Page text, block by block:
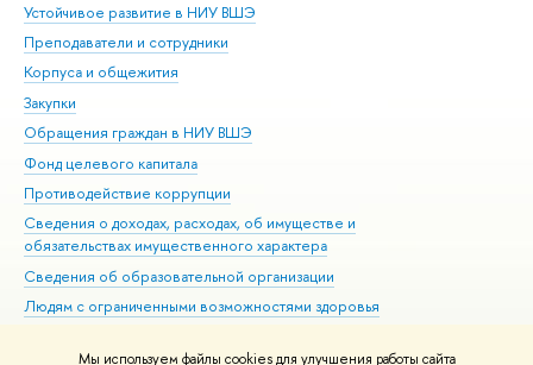
Мы используем файлы cookies для улучшения работы сайта
Устойчивое развитие в НИУ ВШЭ
Преподаватели и сотрудники
Корпуса и общежития
Закупки
Обращения граждан в НИУ ВШЭ
Фонд целевого капитала
Противодействие коррупции
Сведения о доходах, расходах, об имуществе и
обязательствах имущественного характера
Сведения об образовательной организации
Людям с ограниченными возможностями здоровья